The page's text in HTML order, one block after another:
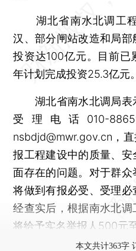
湖北省南水北调工程
汉、部分闸站改造和局
投资达100亿元。目前已
年计划完成投资25.3亿元。
湖北省南水北调局表
受理电话010-
nsbdjd@mwr.gov.cn，
报工程建设中的质量、
面存在的问题。对于群
将做到有报必受、受理
经查实后，根据南水北调
将给予实名举报人500元
本文共计363字